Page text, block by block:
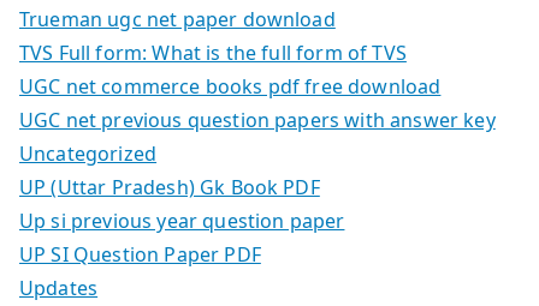
Trueman ugc net paper download
TVS Full form: What is the full form of TVS
UGC net commerce books pdf free download
UGC net previous question papers with answer key
Uncategorized
UP (Uttar Pradesh) Gk Book PDF
Up si previous year question paper
UP SI Question Paper PDF
Updates